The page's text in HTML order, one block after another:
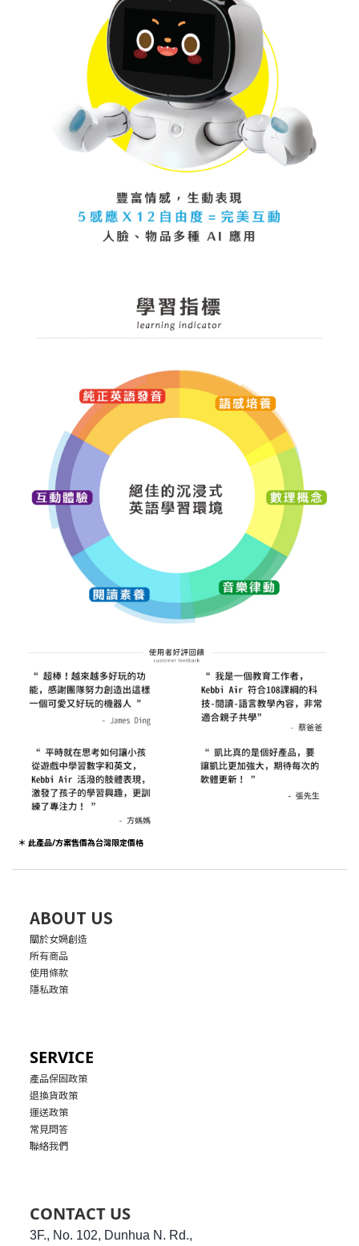
＊ 此產品/方案售價為台灣限定價格
ABOUT US
關於女媧創造
所有商品
使用條款
隱私政策
SERVICE
產品保固政策
退換貨政策
運送政策
常見問答
聯絡我們
CONTACT US
3F., No. 102, Dunhua N. Rd.,